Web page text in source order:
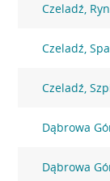
Czeladź,
Czeladź,
Czeladź,
Dąbrowa
Dąbrowa